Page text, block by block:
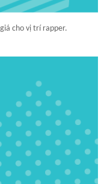
cho vị trí rapper.